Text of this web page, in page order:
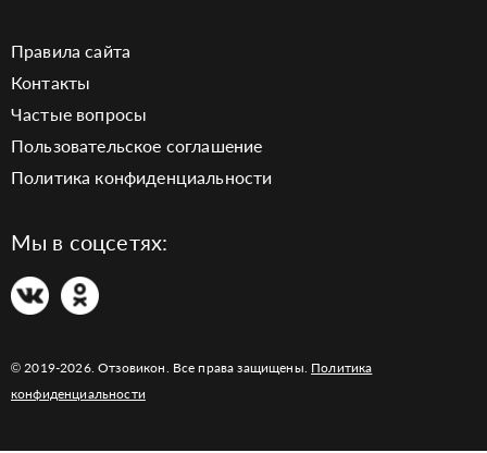
Правила сайта
Контакты
Частые вопросы
Пользовательское соглашение
Политика конфиденциальности
Мы в соцсетях:
© 2019-2026. Отзовикон. Все права защищены. Политика
конфиденциальности